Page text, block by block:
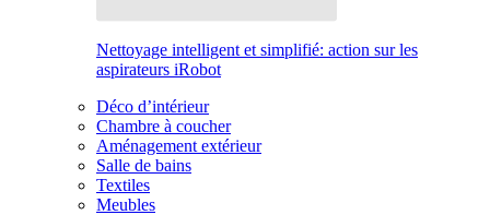
Nettoyage intelligent et simplifié: action sur les
aspirateurs iRobot
Déco d’intérieur
Chambre à coucher
Aménagement extérieur
Salle de bains
Textiles
Meubles